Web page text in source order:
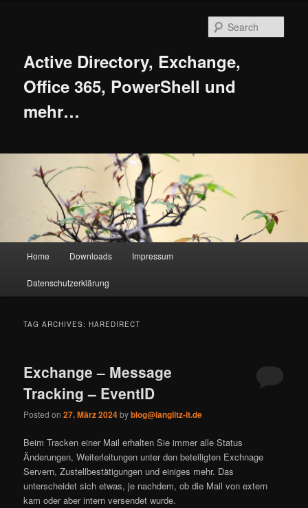
Active Directory, Exchange,
Office 365, PowerShell und
mehr…
Home Downloads Impressum
Datenschutzerklärung
TAG ARCHIVES:HAREDIRECT
Exchange – Message
Tracking – EventID
Posted on27. März 2024byblog@langlitz-it.de
Beim Tracken einer Mail erhalten Sie immer alle Status
Änderungen, Weiterleitungen unter den beteiligten Exchnage
Servern, Zustellbestätigungen und einiges mehr. Das
unterscheidet sich etwas, je nachdem, ob die Mail von extern
kam oder aber intern versendet wurde.